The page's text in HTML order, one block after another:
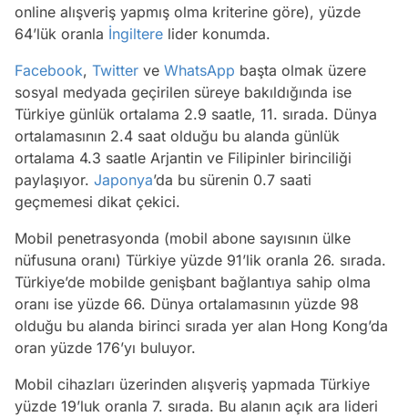
online alışveriş yapmış olma kriterine göre), yüzde
64’lük oranla İngiltere lider konumda.
Facebook, Twitter ve WhatsApp başta olmak üzere
sosyal medyada geçirilen süreye bakıldığında ise
Türkiye günlük ortalama 2.9 saatle, 11. sırada. Dünya
ortalamasının 2.4 saat olduğu bu alanda günlük
ortalama 4.3 saatle Arjantin ve Filipinler birinciliği
paylaşıyor. Japonya’da bu sürenin 0.7 saati
geçmemesi dikat çekici.
Mobil penetrasyonda (mobil abone sayısının ülke
nüfusuna oranı) Türkiye yüzde 91’lik oranla 26. sırada.
Türkiye’de mobilde genişbant bağlantıya sahip olma
oranı ise yüzde 66. Dünya ortalamasının yüzde 98
olduğu bu alanda birinci sırada yer alan Hong Kong’da
oran yüzde 176’yı buluyor.
Mobil cihazları üzerinden alışveriş yapmada Türkiye
yüzde 19’luk oranla 7. sırada. Bu alanın açık ara lideri